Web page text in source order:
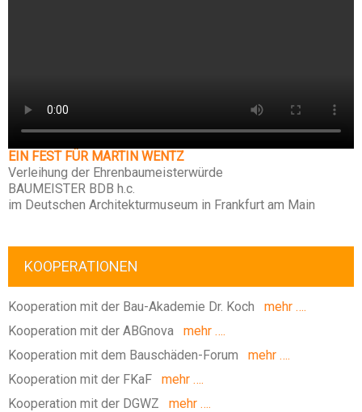
EIN FEST FÜR MARTIN WENTZ
Verleihung der Ehrenbaumeisterwürde
BAUMEISTER BDB h.c.
im Deutschen Architekturmuseum in Frankfurt am Main
KOOPERATIONEN
Kooperation mit der Bau-Akademie Dr. Koch mehr ….
Kooperation mit der ABGnova mehr ….
Kooperation mit dem Bauschäden-Forum mehr ….
Kooperation mit der FKaF mehr ….
Kooperation mit der DGWZ mehr ….